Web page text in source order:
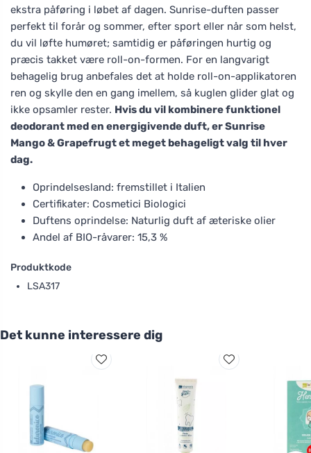
ekstra påføring i løbet af dagen. Sunrise-duften passer
perfekt til forår og sommer, efter sport eller når som helst,
du vil løfte humøret; samtidig er påføringen hurtig og
præcis takket være roll-on-formen. For en langvarigt
behagelig brug anbefales det at holde roll-on-applikatoren
ren og skylle den en gang imellem, så kuglen glider glat og
ikke opsamler rester. Hvis du vil kombinere funktionel
deodorant med en energigivende duft, er Sunrise
Mango & Grapefrugt et meget behageligt valg til hver
dag.
Oprindelsesland: fremstillet i Italien
Certifikater: Cosmetici Biologici
Duftens oprindelse: Naturlig duft af æteriske olier
Andel af BIO-råvarer: 15,3 %
Produktkode
LSA317
Det kunne interessere dig